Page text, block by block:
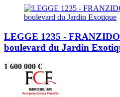
LEGGE 1235 -
boulevard du Jardin
1 600 000 €